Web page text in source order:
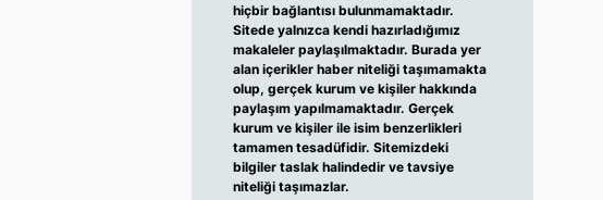
hiçbir bağlantısı bulunmamaktadır.
Sitede yalnızca kendi hazırladığımız
makaleler paylaşılmaktadır. Burada yer
alan içerikler haber niteliği taşımamakta
olup, gerçek kurum ve kişiler hakkında
paylaşım yapılmamaktadır. Gerçek
kurum ve kişiler ile isim benzerlikleri
tamamen tesadüfidir. Sitemizdeki
bilgiler taslak halindedir ve tavsiye
niteliği taşımazlar.